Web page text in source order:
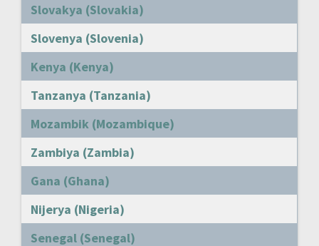
Slovakya (Slovakia)
Slovenya (Slovenia)
Kenya (Kenya)
Tanzanya (Tanzania)
Mozambik (Mozambique)
Zambiya (Zambia)
Gana (Ghana)
Nijerya (Nigeria)
Senegal (Senegal)